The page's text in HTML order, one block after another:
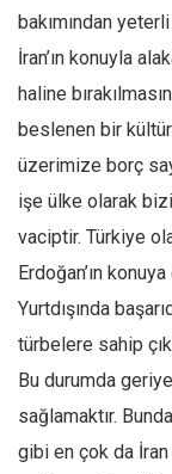
bakımından
İran’ın konuyla
haline
beslenen bir
üzerimize borç
işe ülke olarak
vaciptir. Türkiye
Erdoğan’ın
Yurtdışında
türbelere sahip
Bu durumda
sağlamaktır.
gibi en çok da İran